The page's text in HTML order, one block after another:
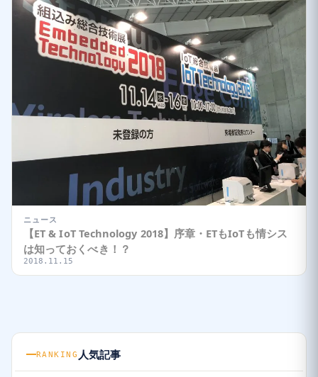
ニュース
【ET & IoT Technology 2018】序章・ETもIoTも情シス
は知っておくべき！？
2018.11.15
RANKING 人気記事